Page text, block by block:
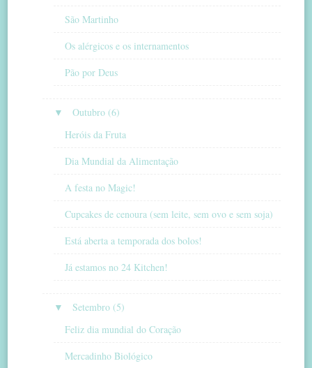
São Martinho
Os alérgicos e os internamentos
Pão por Deus
▼
Outubro (6)
Heróis da Fruta
Dia Mundial da Alimentação
A festa no Magic!
Cupcakes de cenoura (sem leite, sem ovo e sem soja)
Está aberta a temporada dos bolos!
Já estamos no 24 Kitchen!
▼
Setembro (5)
Feliz dia mundial do Coração
Mercadinho Biológico